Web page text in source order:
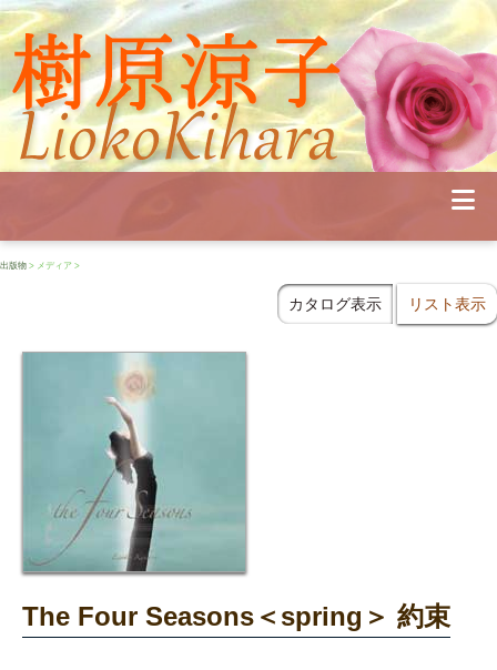
Profile
Concert
Seminar
Diary
Contact
出版物 > メディア >
カタログ表示 リスト表示
The Four Seasons＜spring＞ 約束